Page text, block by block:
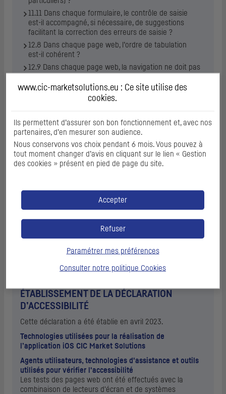
11.11 Dans chaque formulaire, le contrôle de saisie
est-il accompagné, si nécessaire, de suggestions
facilitant la correction des erreurs de saisie ?
12.8 Dans chaque page web, l’ordre de tabulation
est-il cohérent ?
12.9 Dans chaque page web, la navigation ne doit pas
respectée ?
13.1 Pour chaque page web, l’utilisateur a-t-il le
contenu (hors cas particuliers) ?
13.8 Dans chaque page web, chaque contenu en
mouvement ou clignotant est-il contrôlable par
l’utilisateur ?
13.9 Dans chaque page web, le contenu proposé est-
utilisables ou disponibles au moyen d’un geste
Contenus non soumis à l’obligation d’accessibilité
Les fichiers disponibles dans des formats
ÉTABLISSEMENT DE LA DÉCLARATION
D’ACCESSIBILITÉ
Cette déclaration a été établie en avril 2023.
Technologies utilisées pour la réalisation de
l’application iOS CIC Market Solutions
Agents utilisateurs, technologies d'assistance et outils
utilisés pour vérifier l'accessibilité
Les tests des pages web ont été effectués avec la
combinaison de lecteurs d'écran et de systèmes
www.cic-marketsolutions.eu : Ce site utilise des
cookies.
Ils permettent d’assurer son bon fonctionnement et, avec nos
partenaires, d’en mesurer son audience.
Nous conservons vos choix pendant 6 mois. Vous pouvez à
tout moment changer d’avis en cliquant sur le lien « Gestion
des cookies » présent en pied de page du site.
Accepter
Refuser
Paramétrer mes préférences
Consulter notre politique Cookies